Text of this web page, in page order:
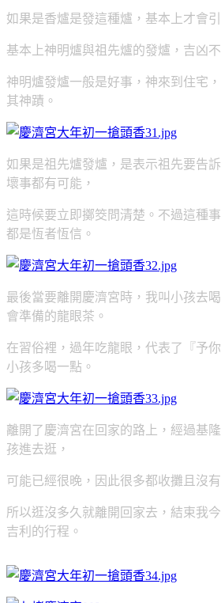
如果是香爐是發這種爐，基本上才會
基本上神明爐與祖先爐的發爐，吉凶不
神明爐發爐一般是好事，神來到住宅
其神蹟。
如果是祖先爐發爐，是表示祖先要告
壞事都有可能，
這時候要立即擲筊問清楚。不過這種
都是恆者恆信。
最後當要離開慶濟宮時，我叫小孩去
會準備的龍眼茶。
在習俗裡，過年吃龍眼，代表了『予
小孩多喝一點。
離開了慶濟宮在回家的路上，經過基
孩進去逛，
可能已經很晚，因此很多都收攤且沒有
所以逛沒多久就離開回家去，結束我
吉利的行程。